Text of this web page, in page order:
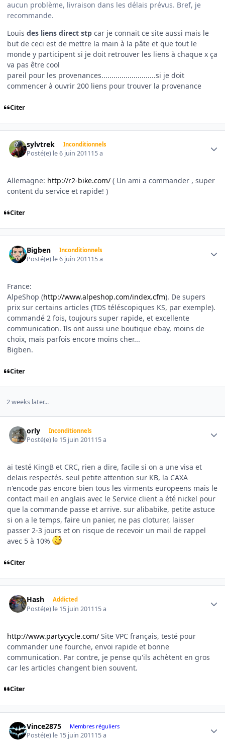
aucun problème, livraison dans les délais prévus. Bref, je
recommande.
Louis des liens direct stp car je connait ce site aussi mais le
but de ceci est de mettre la main à la pâte et que tout le
monde y participent si je doit retrouver les liens à chaque x ça
va pas être cool
pareil pour les provenances...........................si je doit
commencer à ouvrir 200 liens pour trouver la provenance
Citer
sylvtrek Inconditionnels
Posté(e) le 6 juin 201115 a
Allemagne: http://r2-bike.com/ ( Un ami a commander , super
content du service et rapide! )
Citer
Bigben Inconditionnels
Posté(e) le 6 juin 201115 a
France:
AlpeShop (http://www.alpeshop.com/index.cfm). De supers
prix sur certains articles (TDS téléscopiques KS, par exemple).
commandé 2 fois, toujours super rapide, et excellente
communication. Ils ont aussi une boutique ebay, moins de
choix, mais parfois encore moins cher...
Bigben.
Citer
2 weeks later...
orly Inconditionnels
Posté(e) le 15 juin 201115 a
ai testé KingB et CRC, rien a dire, facile si on a une visa et
delais respectés. seul petite attention sur KB, la CAXA
n'encode pas encore bien tous les virments europeens mais le
contact mail en anglais avec le Service client a été nickel pour
que la commande passe et arrive. sur alibabike, petite astuce
si on a le temps, faire un panier, ne pas cloturer, laisser
passer 2-3 jours et on risque de recevoir un mail de rappel
avec 5 à 10%
Citer
Hash Addicted
Posté(e) le 15 juin 201115 a
http://www.partycycle.com/ Site VPC français, testé pour
commander une fourche, envoi rapide et bonne
communication. Par contre, je pense qu'ils achètent en gros
car les articles changent bien souvent.
Citer
Vince2875 Membres réguliers
Posté(e) le 15 juin 201115 a